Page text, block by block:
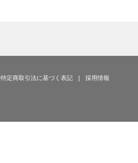
特定商取引法に基づく表記 採用情報